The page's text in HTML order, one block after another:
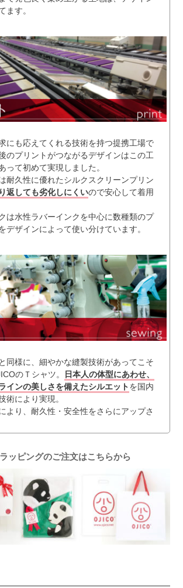
ます。
にも応えてくれる技術を持つ提携工場で
のプリントがつながるデザインはこの工
って初めて実現しました。
耐久性に優れたシルクスクリーンプリン
返しても劣化しにくいので安心して着用
は水性ラバーインクを中心に数種類のプ
デザインによって使い分けています。
同様に、細やかな縫製技術があってこそ
のＴシャツ。
日本人の体型にあわせ、
インの美しさを備えたシルエットを国内
術により実現。
より、耐久性・安全性をさらにアップさ
ッピングのご注文はこちらから